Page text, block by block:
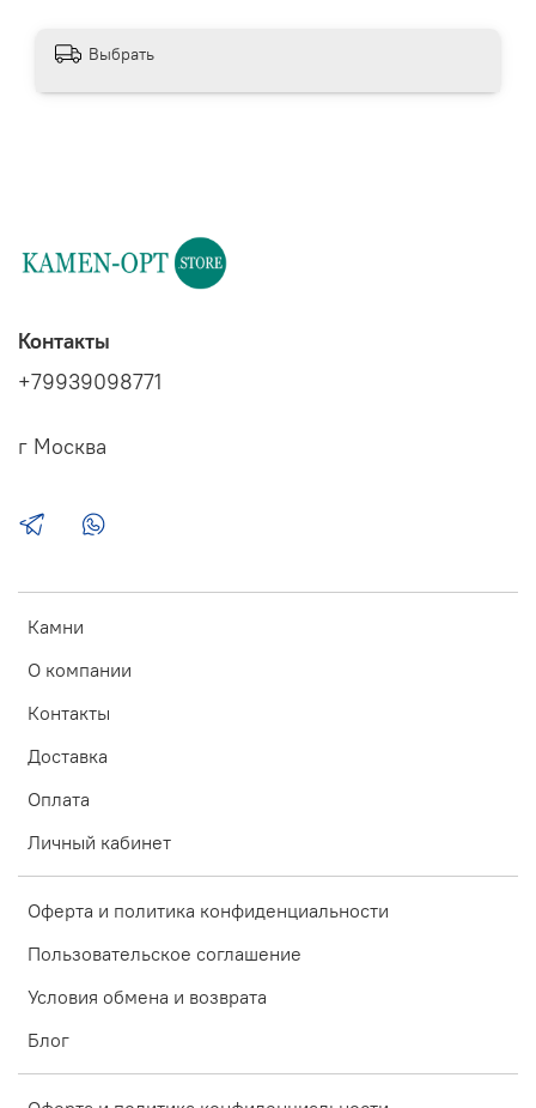
Выбрать
Камни
О компании
Контакты
Доставка
Оплата
Личный кабинет
Оферта и политика конфиденциальности
Пользовательское соглашение
Условия обмена и возврата
Блог
Контакты
+79939098771
г Москва